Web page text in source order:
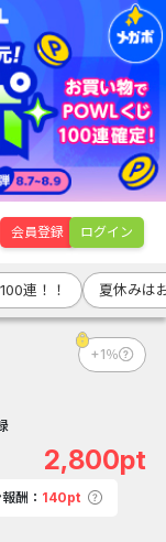
会員登録 ログイン
連！！ 夏休みは
+1％
2,800pt
酬： 140pt